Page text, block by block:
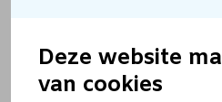
Deze website
van cookies